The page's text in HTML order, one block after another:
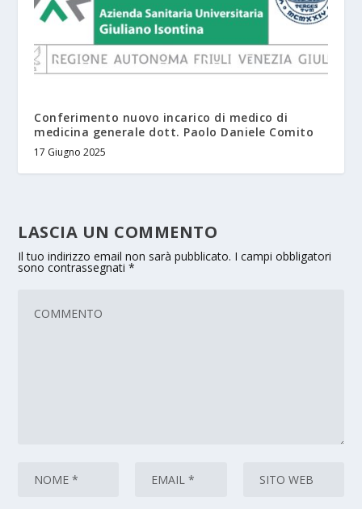
Conferimento nuovo incarico di medico di
medicina generale dott. Paolo Daniele Comito
17 Giugno 2025
LASCIA UN COMMENTO
Il tuo indirizzo email non sarà pubblicato. I campi obbligatori
sono contrassegnati*